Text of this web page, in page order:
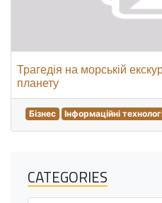
Трагедія на морській
планету
Бізнес Інформаційні
CATEGORIES